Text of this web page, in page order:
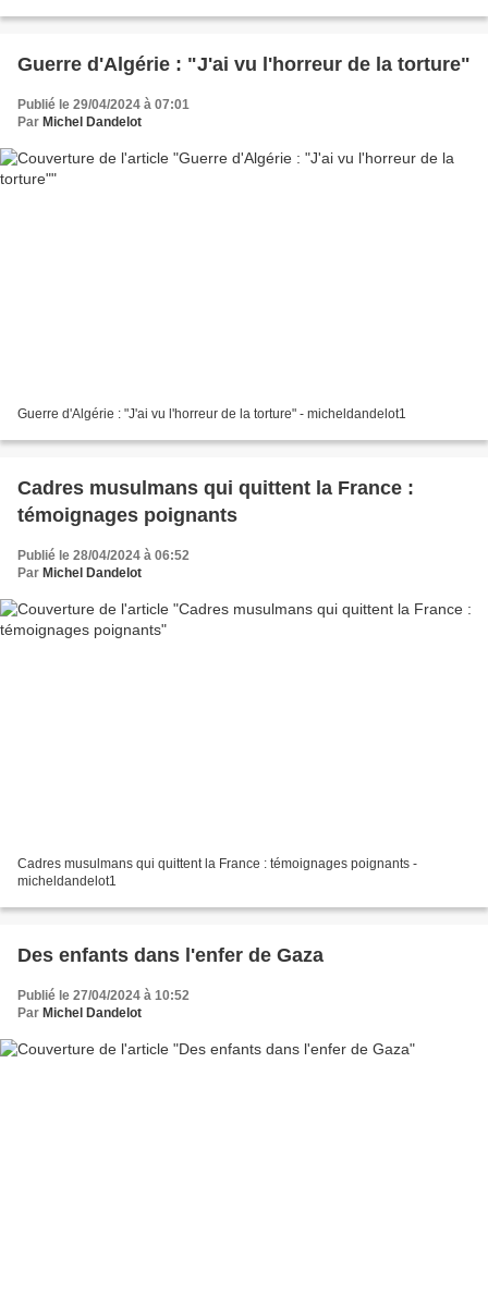
Guerre d'Algérie : "J'ai vu l'horreur de la torture"
Publié le 29/04/2024 à 07:01
Par Michel Dandelot
Guerre d'Algérie : "J'ai vu l'horreur de la torture" - micheldandelot1
Cadres musulmans qui quittent la France :
témoignages poignants
Publié le 28/04/2024 à 06:52
Par Michel Dandelot
Cadres musulmans qui quittent la France : témoignages poignants -
micheldandelot1
Des enfants dans l'enfer de Gaza
Publié le 27/04/2024 à 10:52
Par Michel Dandelot